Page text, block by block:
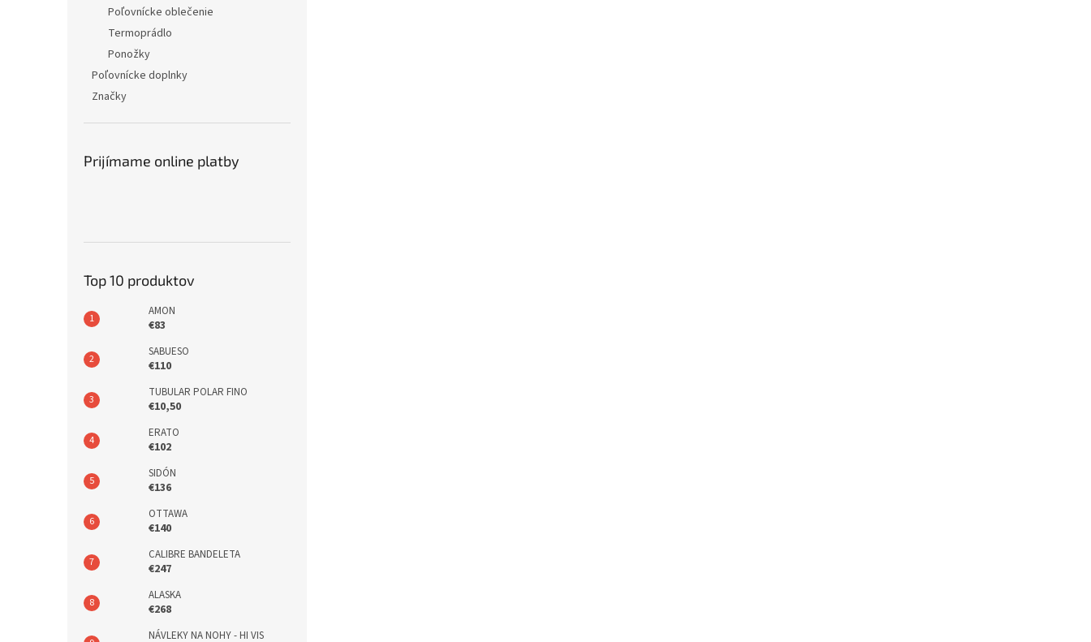
Poľovnícke oblečenie
Termoprádlo
Ponožky
Poľovnícke doplnky
Značky
Prijímame online platby
Top 10 produktov
AMON
€83
SABUESO
€110
TUBULAR POLAR FINO
€10,50
ERATO
€102
SIDÓN
€136
OTTAWA
€140
CALIBRE BANDELETA
€247
ALASKA
€268
NÁVLEKY NA NOHY - HI VIS